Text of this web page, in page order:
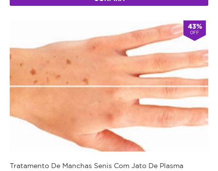
43%
OFF
Tratamento De Manchas Senis Com Jato De Plasma